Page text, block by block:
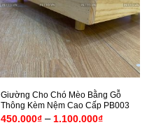
Giường Cho Chó Mèo Bằng Gỗ
Thông Kèm Nệm Cao Cấp PB003
450.000₫ – 1.100.000₫Khoảng